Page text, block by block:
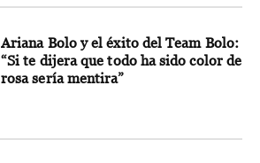
Ariana Bolo y el éxito del Team Bolo:
“Si te dijera que todo ha sido color de
rosa sería mentira”